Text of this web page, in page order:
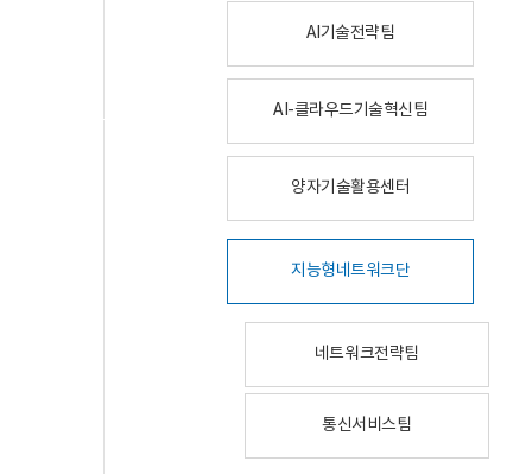
AI기술전략팀
AI-클라우드기술혁신팀
양자기술활용센터
지능형네트워크단
네트워크전략팀
통신서비스팀